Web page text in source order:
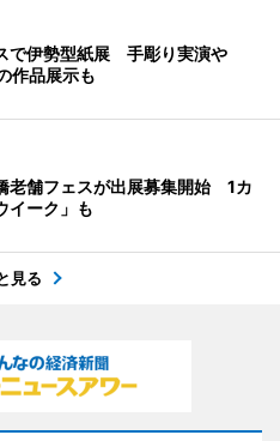
で伊勢型紙展 手彫り実演や
作品展示も
老舗フェスが出展募集開始 1カ
イーク」も
見る